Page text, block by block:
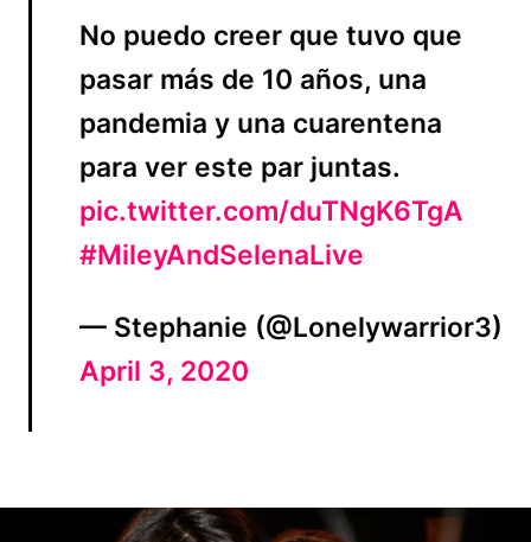
No puedo creer que tuvo que
pasar más de 10 años, una
pandemia y una cuarentena
para ver este par juntas.
pic.twitter.com/duTNgK6TgA
#MileyAndSelenaLive
— Stephanie (@Lonelywarrior3)
April 3, 2020